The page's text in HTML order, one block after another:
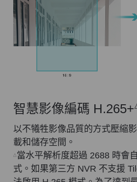
智慧影像編碼 H.265+
以不犧牲影像品質的方式壓縮
載和儲存空間。
△ 當水平解析度超過 2688 時會
式。如果第三方 NVR 不支援